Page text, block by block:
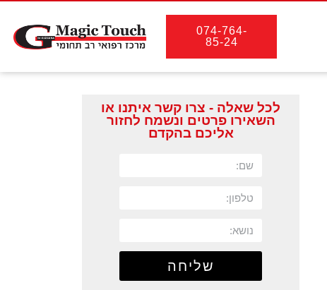
074-764-
85-24
לכל שאלה - צרו קשר איתנו או
השאירו פרטים ונשמח לחזור
אליכם בהקדם
שליחה